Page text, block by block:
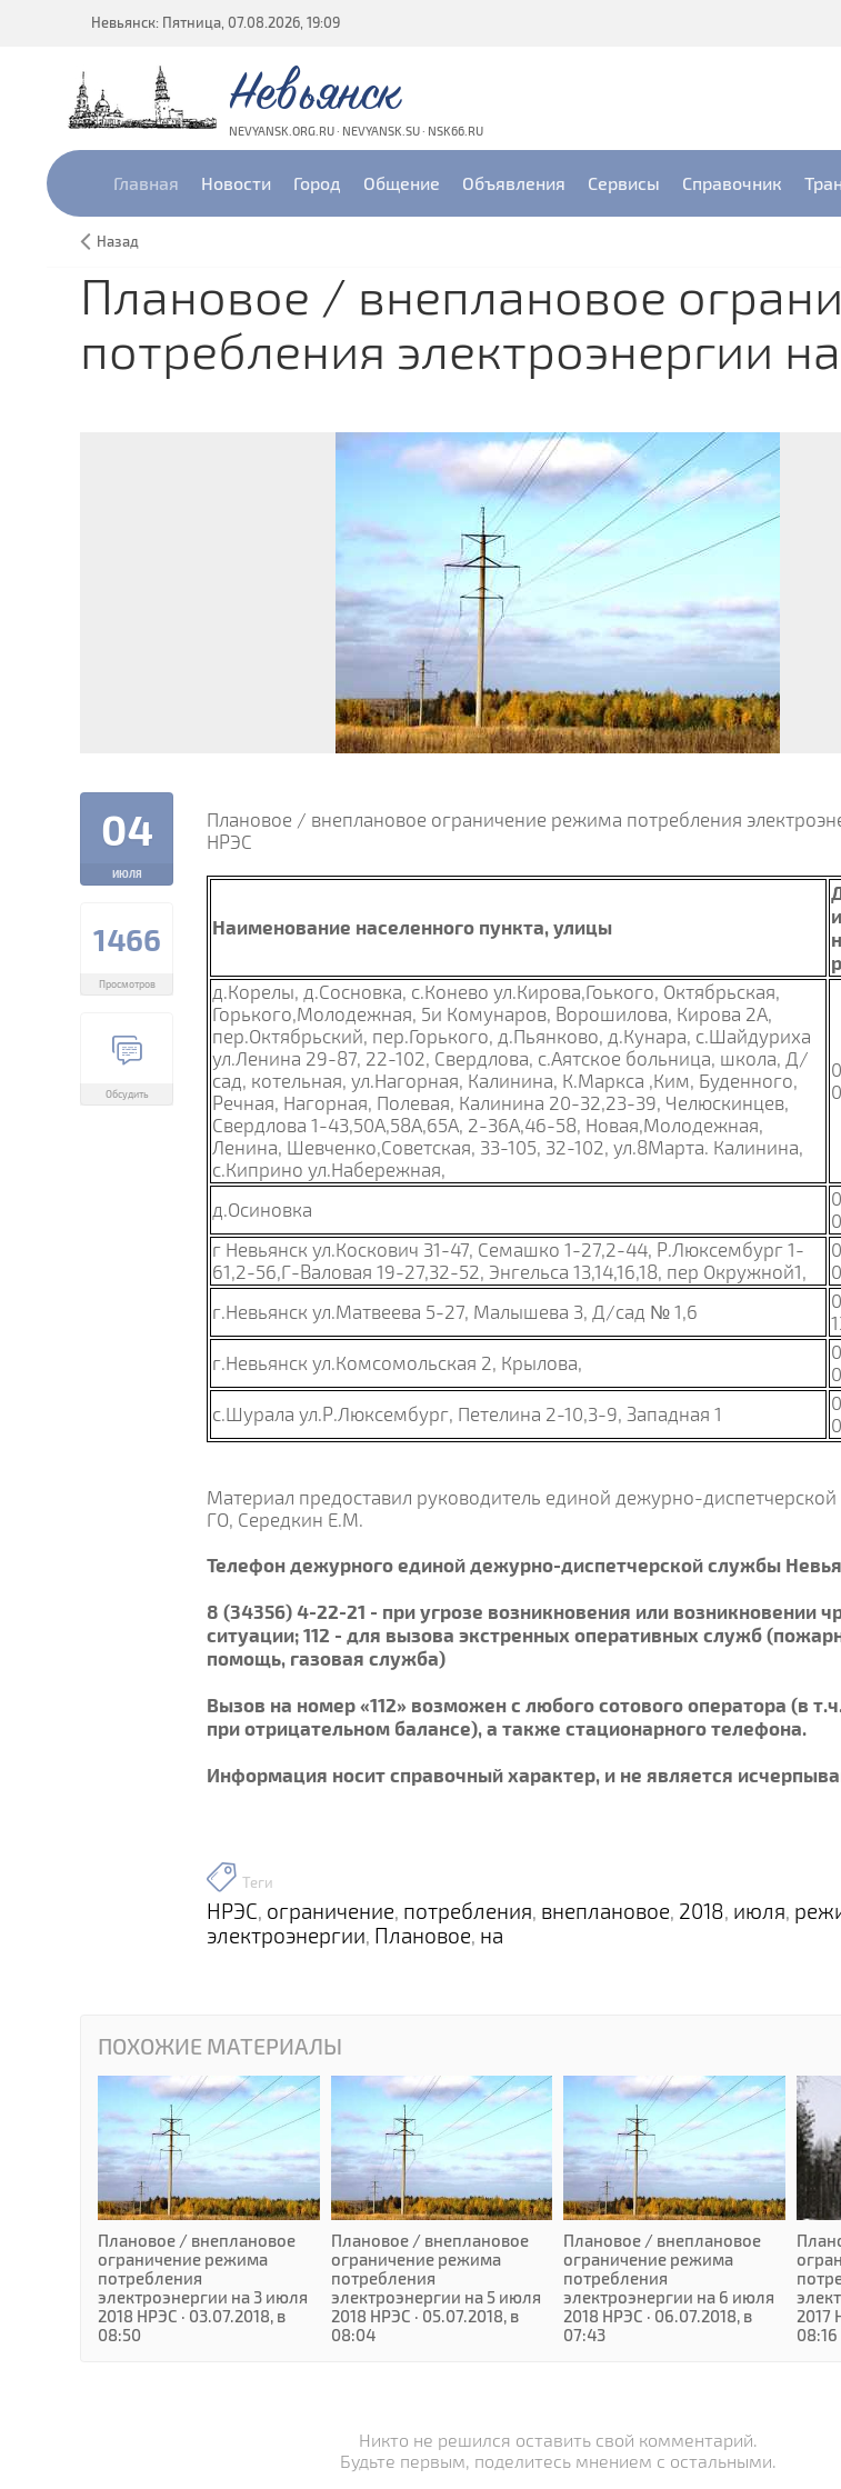
Невьянск: Пятница, 07.08.2026, 19:09
Невьянск
NEVYANSK.ORG.RU · NEVYANSK.SU · NSK66.RU
Главная Новости Город Общение Объявления Сервисы Справочник
Назад
Плановое / внеплановое
потребления электроэнергии
04
ИЮЛЯ
1466
Просмотров
Обсудить
Плановое / внеплановое ограничение режима потребления
НРЭС
Наименование населенного пункта, улицы
д.Корелы, д.Сосновка, с.Конево ул.Кирова,Гоького, Октябрьская,
Горького,Молодежная, 5и Комунаров, Ворошилова, Кирова 2А,
пер.Октябрьский, пер.Горького, д.Пьянково, д.Кунара, с.Шайдуриха
ул.Ленина 29-87, 22-102, Свердлова, с.Аятское больница, школа, Д/
сад, котельная, ул.Нагорная, Калинина, К.Маркса ,Ким, Буденного,
Речная, Нагорная, Полевая, Калинина 20-32,23-39, Челюскинцев,
Свердлова 1-43,50А,58А,65А, 2-36А,46-58, Новая,Молодежная,
Ленина, Шевченко,Советская, 33-105, 32-102, ул.8Марта. Калинина,
с.Киприно ул.Набережная,
д.Осиновка
г Невьянск ул.Коскович 31-47, Семашко 1-27,2-44, Р.Люксембург 1-
61,2-56,Г-Валовая 19-27,32-52, Энгельса 13,14,16,18, пер Окружной1,
г.Невьянск ул.Матвеева 5-27, Малышева 3, Д/сад № 1,6
г.Невьянск ул.Комсомольская 2, Крылова,
с.Шурала ул.Р.Люксембург, Петелина 2-10,3-9, Западная 1
Материал предоставил руководитель единой дежурно-
ГО, Середкин Е.М.
Телефон дежурного единой дежурно-диспетчерской службы
8 (34356) 4-22-21 - при угрозе возникновения или возникновении
ситуации; 112 - для вызова экстренных оперативных служб
помощь, газовая служба)
Вызов на номер «112» возможен с любого сотового оператора (в
при отрицательном балансе), а также стационарного телефона.
Информация носит справочный характер, и не является
Теги
НРЭС, ограничение, потребления, внеплановое, 2018, июля,
электроэнергии, Плановое, на
ПОХОЖИЕ МАТЕРИАЛЫ
Плановое / внеплановое
ограничение режима
потребления
электроэнергии на 3 июля
2018 НРЭС · 03.07.2018, в
08:50
Плановое / внеплановое
ограничение режима
потребления
электроэнергии на 5 июля
2018 НРЭС · 05.07.2018, в
08:04
Плановое / внеплановое
ограничение режима
потребления
электроэнергии на 6 июля
2018 НРЭС · 06.07.2018, в
07:43
2017
08:16
Никто не решился оставить свой комментарий.
Будьте первым, поделитесь мнением с остальными.